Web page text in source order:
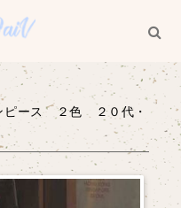
ピース ２色 ２０代・